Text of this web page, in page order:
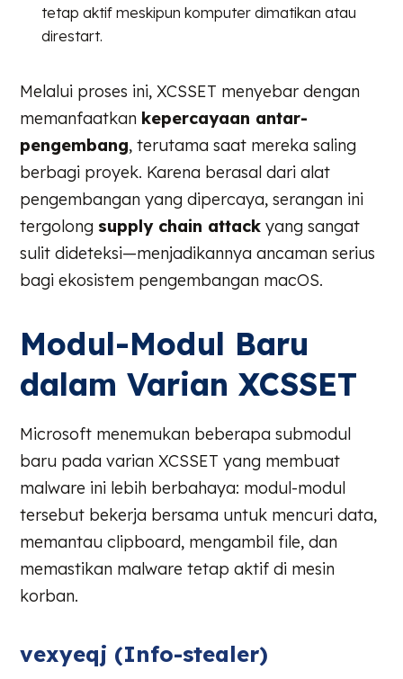
tetap aktif meskipun komputer dimatikan atau
direstart.
Melalui proses ini, XCSSET menyebar dengan
memanfaatkan kepercayaan antar-
pengembang, terutama saat mereka saling
berbagi proyek. Karena berasal dari alat
pengembangan yang dipercaya, serangan ini
tergolong supply chain attack yang sangat
sulit dideteksi—menjadikannya ancaman serius
bagi ekosistem pengembangan macOS.
Modul-Modul Baru
dalam Varian XCSSET
Microsoft menemukan beberapa submodul
baru pada varian XCSSET yang membuat
malware ini lebih berbahaya: modul-modul
tersebut bekerja bersama untuk mencuri data,
memantau clipboard, mengambil file, dan
memastikan malware tetap aktif di mesin
korban.
vexyeqj (Info-stealer)